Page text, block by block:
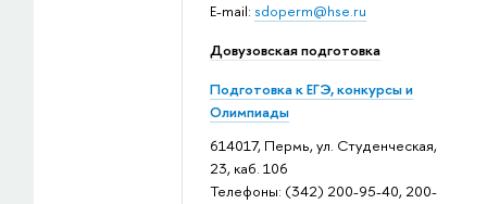
E-mail: sdoperm@hse.ru
Довузовская подготовка
Подготовка к ЕГЭ, конкурсы и
Олимпиады
614017, Пермь, ул. Студенческая,
23, каб. 106
Телефоны: (342) 200-95-40, 200-